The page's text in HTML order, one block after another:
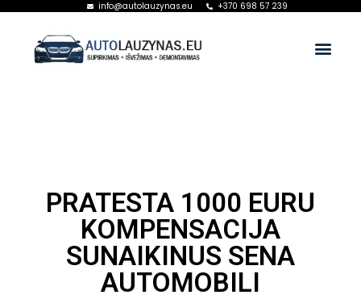
info@autolauzynas.eu +370 698 57 239
PRATESTA 1000 EURU
KOMPENSACIJA
SUNAIKINUS SENA
AUTOMOBILI